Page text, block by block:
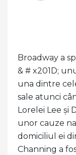
Broadway a
& # x201D;
una dintre
sale atunci
Lorelei Lee și
unor cauze
domiciliul ei
Channing a